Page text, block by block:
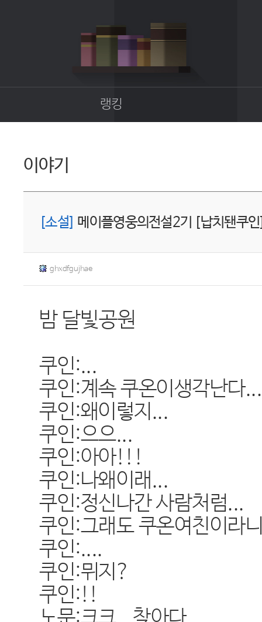
랭킹
이야기
[소설] 메이플영웅의전설2기 [납치됀쿠
ghxdfgujhae
밤 달빛공원
쿠인:...
쿠인:계속 쿠온이생각난다...
쿠인:왜이렇지...
쿠인:으으...
쿠인:아아!!!
쿠인:나왜이래...
쿠인:정신나간 사람처럼...
쿠인:그래도 쿠온여친이라
쿠인:....
쿠인:뮈지?
쿠인:!!